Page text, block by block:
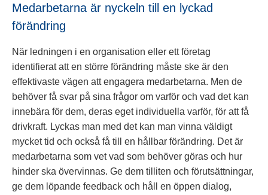
Medarbetarna är nyckeln till en lyckad
förändring
När ledningen i en organisation eller ett företag
identifierat att en större förändring måste ske är den
effektivaste vägen att engagera medarbetarna. Men de
behöver få svar på sina frågor om varför och vad det kan
innebära för dem, deras eget individuella varför, för att få
drivkraft. Lyckas man med det kan man vinna väldigt
mycket tid och också få till en hållbar förändring. Det är
medarbetarna som vet vad som behöver göras och hur
hinder ska övervinnas. Ge dem tilliten och förutsättningar,
ge dem löpande feedback och håll en öppen dialog,